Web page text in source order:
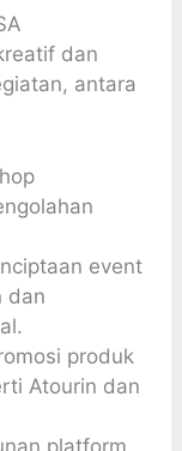
dan
antara
event
dan
produk
Atourin dan